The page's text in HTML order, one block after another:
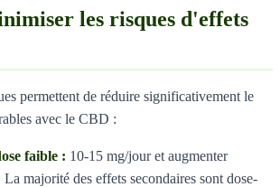
les risques d'effets
permettent de réduire significativement le
avec le CBD :
faible : 10-15 mg/jour et augmenter
majorité des effets secondaires sont dose-